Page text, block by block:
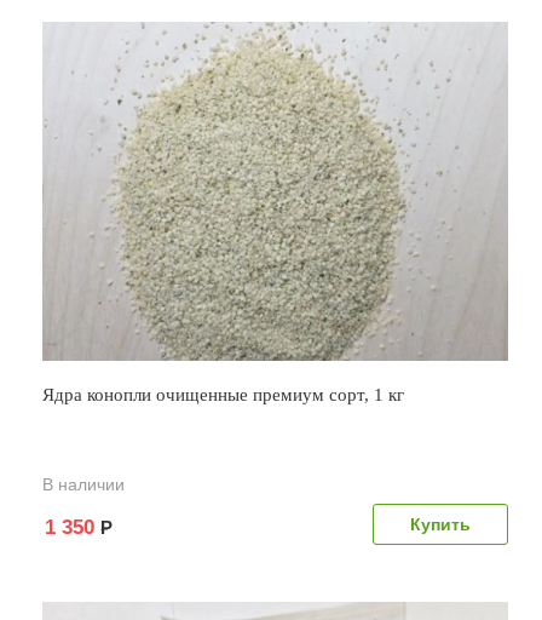
Ядра конопли очищенные премиум сорт, 1 кг
В наличии
1 350 Р